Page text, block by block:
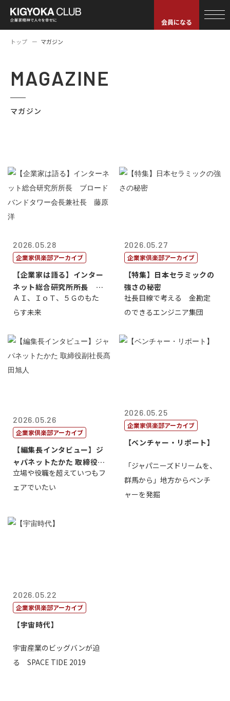
会員になる
トップ マガジン
MAGAZINE
マガジン
2026.05.28
企業家倶楽部アーカイブ
【企業家は語る】インター
ネット総合研究所所長 ブ
ロードバンド...
ＡＩ、ＩｏＴ、５Ｇのもた
らす未来
2026.05.27
企業家倶楽部アーカイブ
【特集】日本セラミックの
強さの秘密
社長目線で考える 金勘定
のできるエンジニア集団
2026.05.26
企業家倶楽部アーカイブ
【編集長インタビュー】ジ
ャパネットたかた 取締役副
社長髙田旭...
立場や役職を超えていつもフ
ェアでいたい
2026.05.25
企業家倶楽部アーカイブ
【ベンチャー・リポート】
「ジャパニーズドリームを、
群馬から」地方からベンチ
ャーを発掘
2026.05.22
企業家倶楽部アーカイブ
【宇宙時代】
宇宙産業のビッグバンが迫
る SPACE TIDE 2019